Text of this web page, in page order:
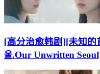
[高分治愈韩剧][未知的
울.Our Unwritten